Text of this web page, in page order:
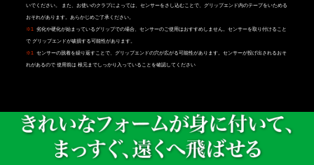
いでください。 また、お使いのクラブによっては、センサーをさし込むことで、グリップエンド内のテープをいためる
おそれがあります。あらかじめご了承ください。
※1 劣化や硬化が始まっているグリップでの場合、センサーのご使用はおすすめしません。センサーを取り付けること
で グリップエンドが破損する可能性があります。
※1 センサーの脱着を繰り返すことで、グリップエンドの穴が広がる可能性があります。センサーが投げ出されるおそ
れがあるので 使用前は 根元までしっかり入っていることを確認してください